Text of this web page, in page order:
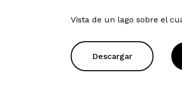
Vista de un lago sobre el
Descargar